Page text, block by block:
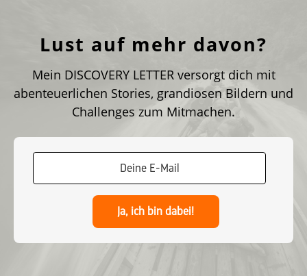
Lust auf mehr davon?
Mein DISCOVERY LETTER versorgt dich mit
abenteuerlichen Stories, grandiosen Bildern und
Challenges zum Mitmachen.
Ja, ich bin dabei!